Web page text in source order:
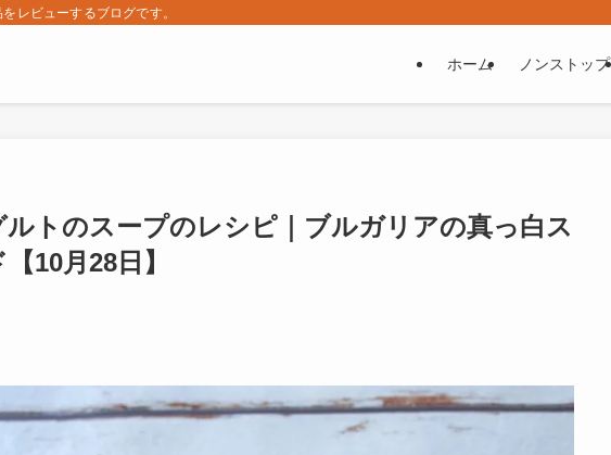
レビューするブログです。
ホーム ノンストップ
ルトのスープのレシピ｜ブルガリアの真っ白ス
10月28日】